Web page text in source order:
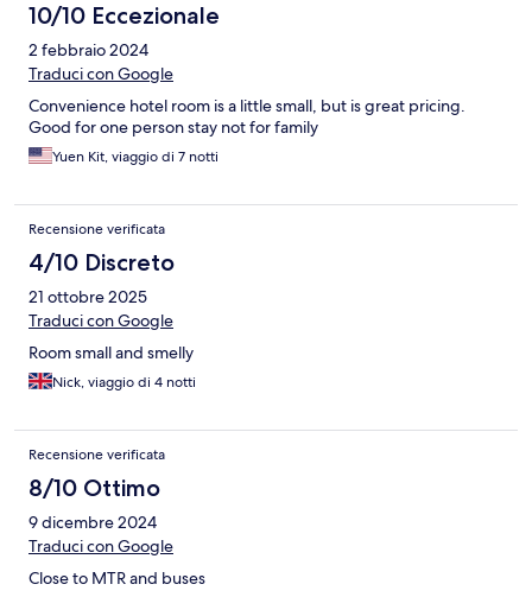
10/10 Eccezionale
2 febbraio 2024
Traduci con Google
Convenience hotel room is a little small, but is great pricing.
Good for one person stay not for family
Yuen Kit, viaggio di 7 notti
Recensione verificata
4/10 Discreto
21 ottobre 2025
Traduci con Google
Room small and smelly
Nick, viaggio di 4 notti
Recensione verificata
8/10 Ottimo
9 dicembre 2024
Traduci con Google
Close to MTR and buses